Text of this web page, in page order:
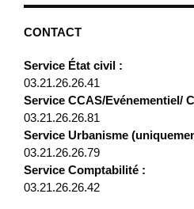
CONTACT
Service État civil :
03.21.26.26.41
Service CCAS/Evénementiel/
03.21.26.26.81
Service Urbanisme
03.21.26.26.79
Service Comptabilité :
03.21.26.26.42